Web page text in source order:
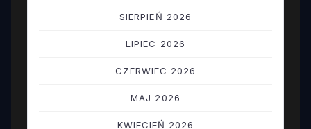
SIERPIEŃ 2026
LIPIEC 2026
CZERWIEC 2026
MAJ 2026
KWIECIEŃ 2026